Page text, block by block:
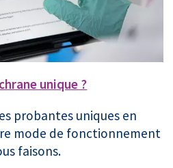
unique ?
probantes uniques en
mode de fonctionnement
faisons.